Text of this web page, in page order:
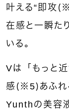
叶える“即攻（
在感と一瞬た
いる。
Vは「もっと
感（※5）あふ
Yunthの美容